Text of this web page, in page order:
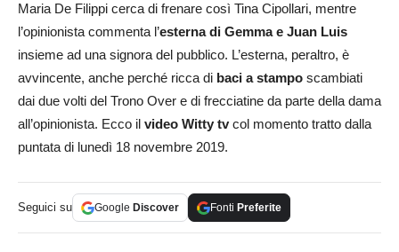
Maria De Filippi cerca di frenare così Tina Cipollari, mentre
l’opinionista commenta l’esterna di Gemma e Juan Luis
insieme ad una signora del pubblico. L’esterna, peraltro, è
avvincente, anche perché ricca di baci a stampo scambiati
dai due volti del Trono Over e di frecciatine da parte della dama
all’opinionista. Ecco il video Witty tvcol momento tratto dalla
puntata di lunedì 18 novembre 2019.
Seguici su Google Discover Fonti Preferite